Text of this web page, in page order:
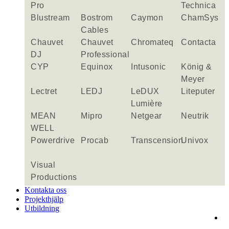
Pro
Technica
Blustream
Bostrom
Cables
Caymon ChamSys
Chauvet
DJ
Chauvet
Professional
Chromateq Contacta
CYP Equinox Intusonic
König &
Meyer
Lectret
LEDJ
LeDUX
Lumière
Liteputer
MEAN
WELL
Mipro Netgear Neutrik
Powerdrive Procab TranscensionUnivox
Visual
Productions
Kontakta oss
Projekthjälp
Utbildning